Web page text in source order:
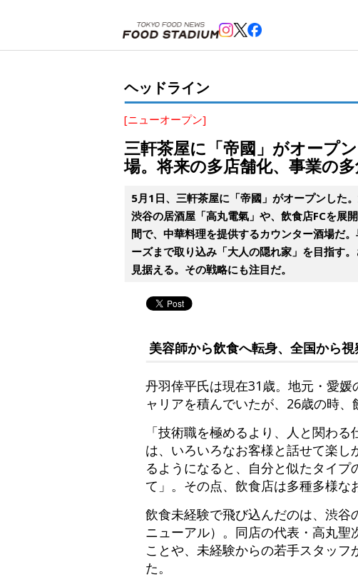
ヘッドライン
[ニューオープン]
三軒茶屋に「帝國」がオープ
場。将来の多店舗化、事業の
5月1日、三軒茶屋に「帝國」がオープンした
渋谷の居酒屋「高丸電氣」や、飲食店FCを展
間で、中華料理を提供するカウンター酒場だ
ーズまで取り込み「大人の隠れ家」を目指す
見据える。その戦略にも注目だ。
美容師から飲食へ転身、全国から
丹羽倖平氏は現在31歳。地元・愛
ャリアを積んでいたが、26歳の時、
「技術職を極めるより、人と関わ
は、いろいろなお客様と話せて楽
るようになると、自分と似たタイ
て」。その点、飲食店は多種多様な
飲食未経験で飛び込んだのは、渋谷
ニューアル）。同店の代表・高丸
ことや、未経験からの若手スタッ
た。